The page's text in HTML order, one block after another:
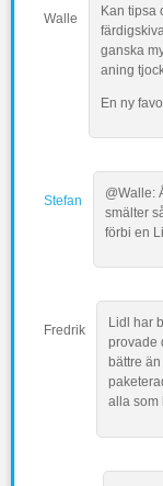
Walle
Kan tipsa
ganska
aning
En ny
Stefan
@Walle:
smälter
förbi en
Fredrik
Lidl har
provade
bättre
alla som